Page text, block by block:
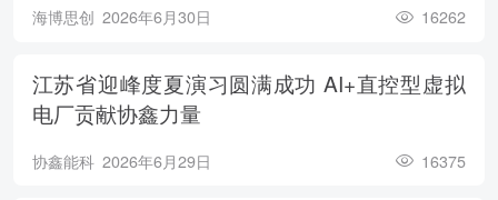
海博思创 2026年6月30日 16262
江苏省迎峰度夏演习圆满成功 AI+直控型虚拟
电厂贡献协鑫力量
协鑫能科 2026年6月29日 16375